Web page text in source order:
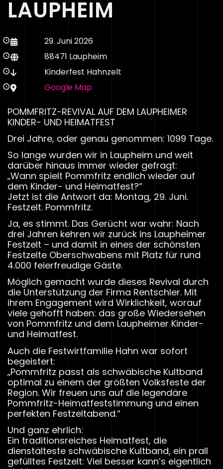
LAUPHEIM
29. Juni 2026
88471 Laupheim
Kinderfest Hahnzelt
Google Map
POMMFRITZ-REVIVAL AUF DEM LAUPHEIMER
KINDER- UND HEIMATFEST
Drei Jahre, oder genau genommen: 1099 Tage.
So lange wurden wir in Laupheim und weit
darüber hinaus immer wieder gefragt:
„Wann spielt Pommfritz endlich wieder auf
dem Kinder- und Heimatfest?“
Jetzt ist die Antwort da: Montag, 29. Juni.
Festzelt. Pommfritz.
Ja, es stimmt. Das Gerücht war wahr: Nach
drei Jahren kehren wir zurück ins Laupheimer
Festzelt – und damit in eines der schönsten
Festzelte Oberschwabens mit Platz für rund
4.000 feierfreudige Gäste.
Möglich gemacht wurde dieses Revival durch
die Unterstützung der Firma Rentschler. Mit
ihrem Engagement wird Wirklichkeit, worauf
viele gehofft haben: das große Wiedersehen
von Pommfritz und dem Laupheimer Kinder-
und Heimatfest.
Auch die Festwirtfamilie Hahn war sofort
begeistert:
„Pommfritz passt als schwäbische Kultband
optimal zu einem der größten Volksfeste der
Region. Wir freuen uns auf die legendäre
Pommfritz-Heimatfeststimmung und einen
perfekten Festzeltabend.“
Und ganz ehrlich:
Ein traditionsreiches Heimatfest, die
dienstälteste schwäbische Kultband, ein prall
gefülltes Festzelt: Viel besser kann’s eigentlich